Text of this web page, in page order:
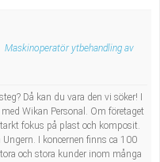
Maskinoperatör ytbehandling av
Då kan du vara den vi söker! I
Wikan Personal. Om företaget
fokus på plast och komposit.
I koncernen finns ca 100
och stora kunder inom många